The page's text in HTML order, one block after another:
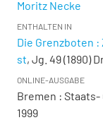
Moritz Necke
ENTHALTEN IN
Die Grenzboten
st, Jg. 49 (1890)
ONLINE-AUSGABE
Bremen :
1999